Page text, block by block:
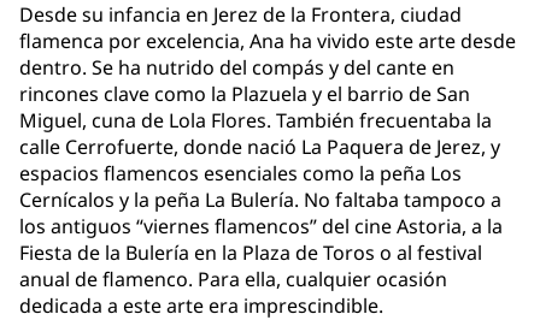
Desde su infancia en Jerez de la Frontera, ciudad
flamenca por excelencia, Ana ha vivido este arte desde
dentro. Se ha nutrido del compás y del cante en
rincones clave como la Plazuela y el barrio de San
Miguel, cuna de Lola Flores. También frecuentaba la
calle Cerrofuerte, donde nació La Paquera de Jerez, y
espacios flamencos esenciales como la peña Los
Cernícalos y la peña La Bulería. No faltaba tampoco a
los antiguos “viernes flamencos” del cine Astoria, a la
Fiesta de la Bulería en la Plaza de Toros o al festival
anual de flamenco. Para ella, cualquier ocasión
dedicada a este arte era imprescindible.